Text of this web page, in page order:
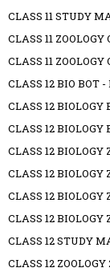
CLASS 11 STUDY
CLASS 11 ZOOLOGY
CLASS 11
CLASS 12 BIO BOT
CLASS 12 BIOLOGY
CLASS 12 BIOLOGY
CLASS 12 BIOLOGY
CLASS 12 BIOLOGY
CLASS 12 BIOLOGY
CLASS 12 BIOLOGY
CLASS 12 STUDY
CLASS 12